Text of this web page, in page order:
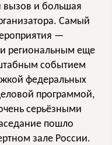
вызов и большая
Самый
—
региональным еще
событием
федеральных
программой,
серьёзными
пошло
зале России.